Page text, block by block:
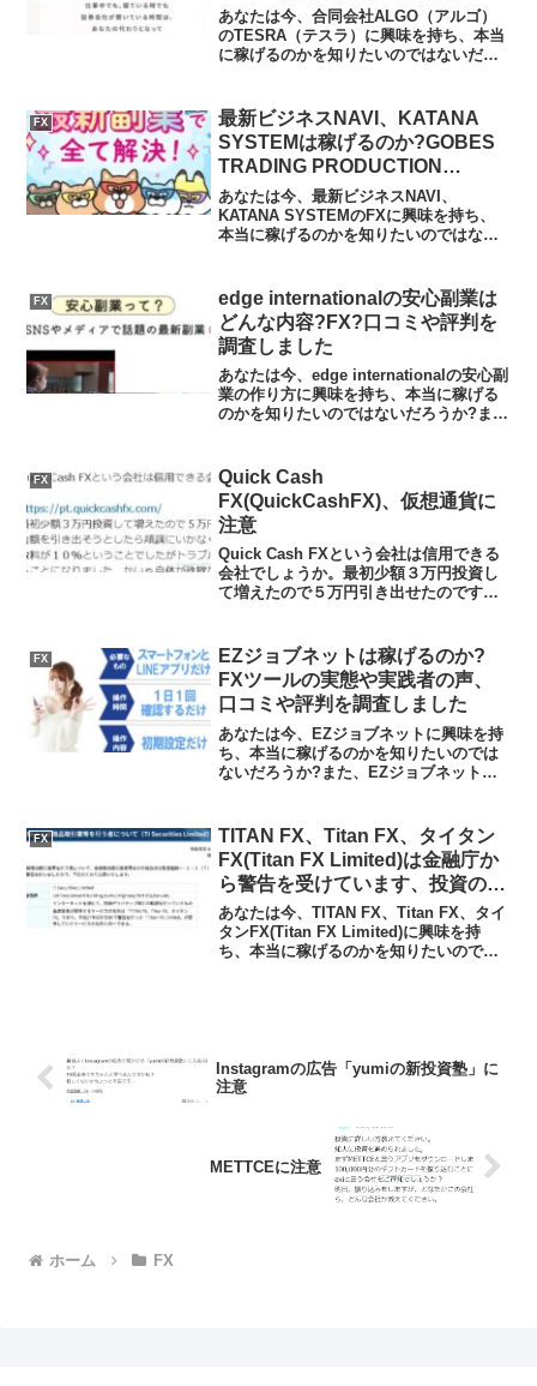
口コミや評判を調査しました
あなたは今、合同会社ALGO（アルゴ）
のTESRA（テスラ）に興味を持ち、本当
に稼げるのかを知りたいのではないだろ
しているのではないだろうか？答え、結
論を言うと、...
FX
最新ビジネスNAVI、KATANA
SYSTEMは稼げるのか?GOBES
TRADING PRODUCTION
COMPANY LIMITED(TRAN VAN
THANH)とは?FXツールの実態や
実践者の声、口コミや評判を調査
あなたは今、最新ビジネスNAVI、
KATANA SYSTEMのFXに興味を持ち、
本当に稼げるのかを知りたいのではない
何なのかを調べようとしているのではな
いだ...
FX
edge internationalの安心副業は
どんな内容?FX?口コミや評判を
調査しました
あなたは今、edge internationalの安心副
業の作り方に興味を持ち、本当に稼げる
のかを知りたいのではないだろうか?ま
のではないだろうか？...
FX
Quick Cash
FX(QuickCashFX)、仮想通貨に
注意
Quick Cash FXという会社は信用できる
会社でしょうか。最初少額３万円投資し
て増えたので５万円引き出せたのですが
bitbankからの引き出しの手数料が１０%
という...
FX
EZジョブネットは稼げるのか?
FXツールの実態や実践者の声、
口コミや評判を調査しました
あなたは今、EZジョブネットに興味を持
ち、本当に稼げるのかを知りたいのでは
ないだろうか?また、EZジョブネットに
言うと、EZジョブネットは嘘の運用を謳
うアプリであり、取...
FX
TITAN FX、Titan FX、タイタン
FX(Titan FX Limited)は金融庁か
ら警告を受けています、投資の実
態や実践者の声、口コミや評判を
調査しました
あなたは今、TITAN FX、Titan FX、タイ
タンFX(Titan FX Limited)に興味を持
ち、本当に稼げるのかを知りたいのでは
Instagramの広告「yumiの新投資塾」に
注意
METTCEに注意
ホーム FX